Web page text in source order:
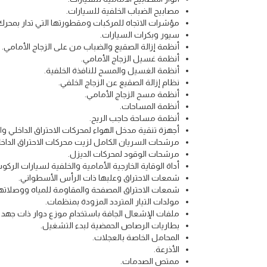
مصابيح الضباب الخلفية للسيارات.
مؤشرات الاتجاه للمركبات ومقطورتها التي تدار
سيور وبكرات السيارات.
أنظمة إزالة الصقيع والضباب من على الزجاج الأمامي.
أنظمة غسيل الزجاج الأمامي.
أنظمة الغسيل والمسح للنافذة الخلفية.
نظام إزالة الصقيع عن الزجاج الخلفي.
أنظمة مسح الزجاج الأمامي.
أنظمة المساحات.
أنظمة مساحة حاجب الريح.
أجهزة تنقية مدخل الهواء لمحركات الاحتراق الداخلي
مرشحات السريان الكامل لزيت محركات الاحتراق
مرشحات الوقود لمحركات الديزل.
أداة الوقاية الخارجية الأمامية والخلفية لسيارات
شمعات الاحتراق وعلبها ذات الرأس الأسطواني.
شمعات الاحتراق المصفحة والمقاومة للمياه
مولدات التيار المتردد المزودة بمنظمات.
ملفات الإشعال الجافة باستخدام موزع دوار ذات جهد
بطاريات الرصاص الحمضية لبدء التشغيل.
المحامل الخاصة بالعجلات.
الأذرعة.
ممتص الصدمات.